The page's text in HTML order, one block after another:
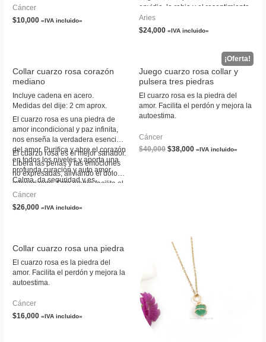
Cáncer
$10,000 «IVA incluido»
envidia, la rabia y el resentimiento.
Aries
$24,000 «IVA incluido»
Collar cuarzo rosa corazón
mediano
Incluye cadena en acero.
Medidas del dije: 2 cm aprox.
El cuarzo rosa es una piedra de
amor incondicional y paz infinita,
nos enseña la verdadera esencia
del amor. Purifica y abre el corazón
en todos los niveles y aporta una
profunda curación y auto amor.
Calma, da seguridad y es
excelente para usarlo en casos de
confianza y la armonía a las
la reemplaza por vibraciones
amorosas. Fortalece la empatía y
sensibilidad, ayuda a aceptar los
cambios necesarios.
El cuarzo rosa es el mejor sanador.
Libera las penas y las emociones
no expresadas, aliviando el dolor
interiorizado. Esta piedra facilita el
perdón y la autoaceptación e
invoca la autoestima y la confianza
Cáncer
$26,000 «IVA incluido»
Juego cuarzo rosa collar y
pulsera tres piedras
El cuarzo rosa es la piedra del
amor. Facilita el perdón y mejora la
autoestima.
Cáncer
$40,000 $38,000 «IVA incluido»
Collar cuarzo rosa una piedra
El cuarzo rosa es la piedra del
amor. Facilita el perdón y mejora la
autoestima.
Cáncer
$16,000 «IVA incluido»